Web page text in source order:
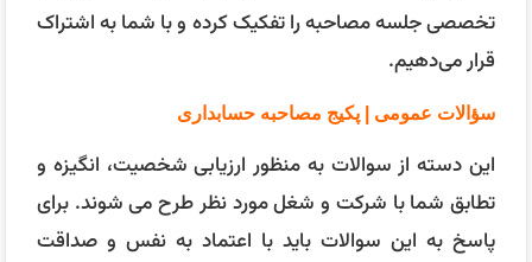
در این بخش از شما خواسته می شود تا خودتان را به طور
خلاصه معرفی کنید. در این معرفی می توانید به سوابق
تحصیلی، تجارب کاری، مهارت ها و تخصص های خود اشاره
کنید. سعی کنید معرفی خود را کوتاه و مرتبط با شغل مورد
نظر کنید. برای مثال:
> من فارغ التحصیل رشته حسابداری از دانشگاه تهران